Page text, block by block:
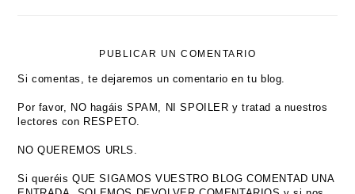
PUBLICAR UN COMENTARIO
Si comentas, te dejaremos un comentario en tu blog.
Por favor, NO hagáis SPAM, NI SPOILER y tratad a nuestros
lectores con RESPETO.
NO QUEREMOS URLS.
Si queréis QUE SIGAMOS VUESTRO BLOG COMENTAD UNA